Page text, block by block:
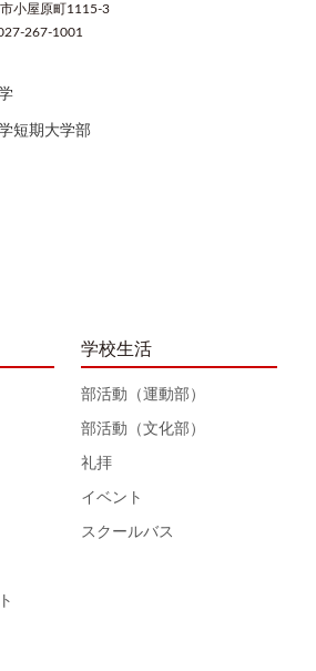
小屋原町1115-3
267-1001
短期大学部
学校生活
部活動（運動部）
部活動（文化部）
礼拝
イベント
スクールバス